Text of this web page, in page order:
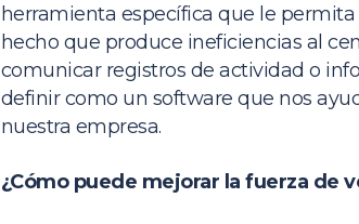
herramienta específica que le
hecho que produce ineficiencias al
comunicar registros de actividad o
definir como un software que nos
nuestra empresa.
¿Cómo puede mejorar la fuerza de